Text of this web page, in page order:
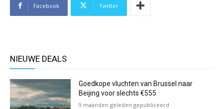
Facebook Twitter
NIEUWE DEALS
Goedkope vluchten van Brussel naar
Beijing voor slechts €555
9 maanden geleden gepubliceerd